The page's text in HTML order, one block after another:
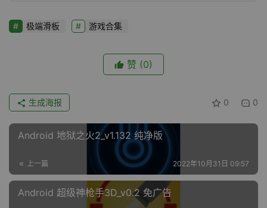
极端滑板 游戏合集
赞 (0)
0 0
生成海报
Android 地狱之火2_v1.132 纯净版
上一篇 2022年10月31日 09:57
Android 超级神枪手3D_v0.2 免广告